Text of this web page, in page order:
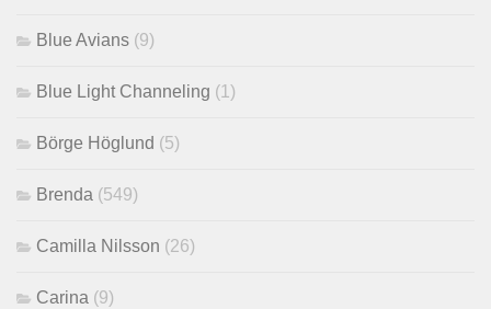
Blue Avians (9)
Blue Light Channeling (1)
Börge Höglund (5)
Brenda (549)
Camilla Nilsson (26)
Carina (9)